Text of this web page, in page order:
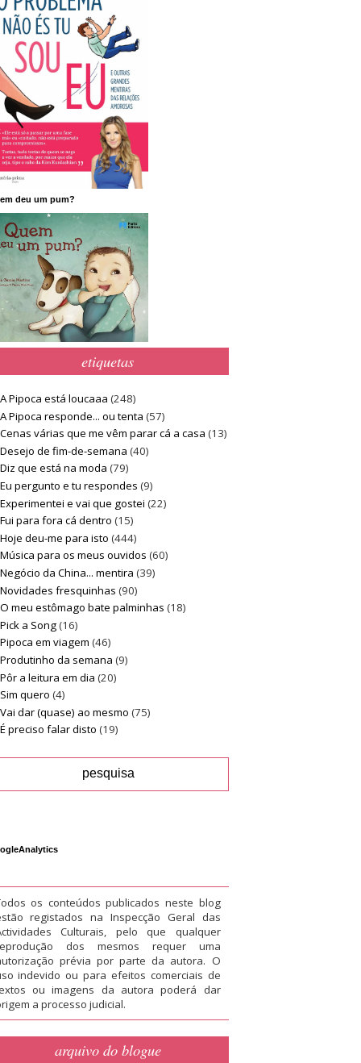
deu um pum?
etiquetas
A Pipoca está loucaaa (248)
A Pipoca responde... ou tenta (57)
Cenas várias que me vêm parar cá a casa (13)
Desejo de fim-de-semana (40)
Diz que está na moda (79)
Eu pergunto e tu respondes (9)
Experimentei e vai que gostei (22)
Fui para fora cá dentro (15)
Hoje deu-me para isto (444)
Música para os meus ouvidos (60)
Negócio da China... mentira (39)
Novidades fresquinhas (90)
O meu estômago bate palminhas (18)
Pick a Song(16)
Pipoca em viagem (46)
Produtinho da semana (9)
Pôr a leitura em dia (20)
Sim quero (4)
Vai dar (quase) ao mesmo (75)
É preciso falar disto (19)
os conteúdos publicados neste blog
registados na Inspecção Geral das
Culturais, pelo que qualquer
dos mesmos requer uma
prévia por parte da autora. O
indevido ou para efeitos comerciais de
ou imagens da autora poderá dar
a processo judicial.
arquivo do blogue